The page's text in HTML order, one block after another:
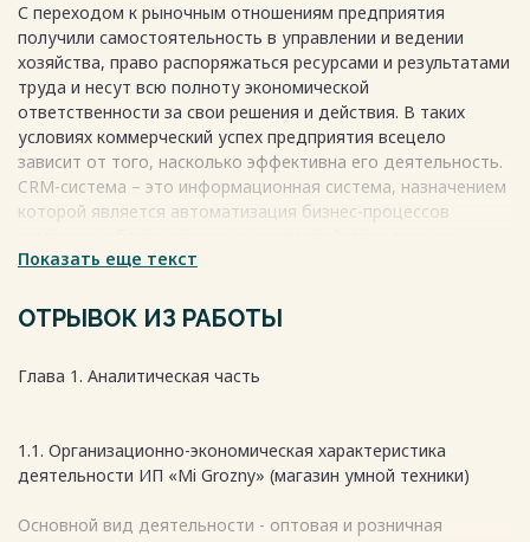
2.3. Анализ рынка CRM-систем
……………………………………………………34
2.4. Внедрение CRM-системы «Мой склад» в деятельность
магазина ………….40
2.5. Экономический эффект от внедрения CRM-системы
………………………..49
Глава 3. Информационная безопасность
3.1. Теоретические основы информационной безопасности
3.2. Пять важнейших проблем безопасности для
………………………………………………………………………………53
…………………………………………………...56
Список использованной литературы
…………………………………………...66
Весь текст будет доступен
после покупки
С переходом к рыночным отношениям предприятия
получили самостоятельность в управлении и ведении
хозяйства, право распоряжаться ресурсами и результатами
труда и несут всю полноту экономической
ответственности за свои решения и действия. В таких
условиях коммерческий успех предприятия всецело
зависит от того, насколько эффективна его деятельность.
CRM-система – это информационная система, назначением
которой является автоматизация бизнес-процессов
подразделений с клиентами на уровне, определяемом
решает задачи, направленные на удовлетворение и
поиском и обработкой информации, анализом данных,
Весь текст будет доступенпосле покупки
Показать еще текст
ОТРЫВОК ИЗ РАБОТЫ
Глава 1. Аналитическая часть
1.1. Организационно-экономическая характеристика
деятельности ИП «Mi Grozny» (магазин умной техники)
Основной вид деятельности - оптовая и розничная